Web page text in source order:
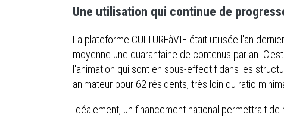
Une utilisation qui continue de
La plateforme CULTUREàVIE était utilisée l'an
moyenne une quarantaine de contenus par an.
l'animation qui sont en sous-effectif dans les
animateur pour 62 résidents, très loin du ratio
Idéalement, un financement national permettrait